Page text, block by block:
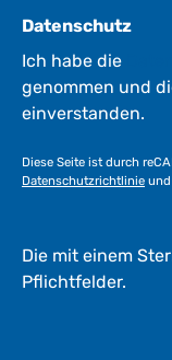
Datenschutz
Ich habe die
genommen und
einverstanden.
Diese Seite ist durch
Datenschutzrichtlinie und
Die mit einem
Pflichtfelder.